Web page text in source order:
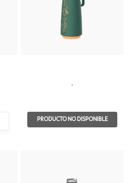
.
PRODUCTO NO DISPONIBLE